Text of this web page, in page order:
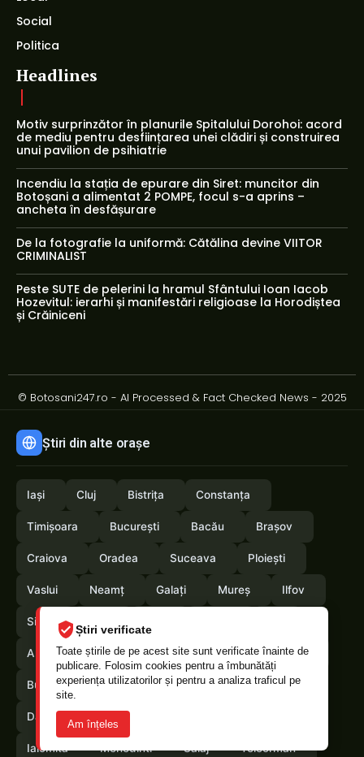
Știri verificate
Toate știrile de pe acest site sunt verificate înainte de
publicare. Folosim cookies pentru a îmbunătăți
experiența utilizatorilor și pentru a analiza traficul pe
site.
Am înțeles
Social
Politica
Headlines
Motiv surprinzător în planurile Spitalului Dorohoi: acord
de mediu pentru desființarea unei clădiri și construirea
unui pavilion de psihiatrie
Incendiu la stația de epurare din Siret: muncitor din
Botoșani a alimentat 2 POMPE, focul s-a aprins –
ancheta în desfășurare
De la fotografie la uniformă: Cătălina devine VIITOR
CRIMINALIST
Peste SUTE de pelerini la hramul Sfântului Ioan Iacob
Hozevitul: ierarhi și manifestări religioase la Horodiștea
și Crăiniceni
© Botosani247.ro - AI Processed & Fact Checked News - 2025
Știri din alte orașe
Iași Cluj Bistrița Constanța
Timișoara București Bacău Brașov
Craiova Oradea Suceava Ploiești
Vaslui Neamț Galați Mureș Ilfov
Sibiu
Arges Maramures Vrancea Satumare
Buzau Braila Calarasi Caras-Severin
Dambovita Giurgiu
Ialomita Mehedinti Salaj Teleorman